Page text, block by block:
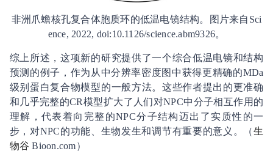
非洲爪蟾核孔复合体胞质环的低温电镜结构。图片来自Sci
ence, 2022, doi:10.1126/science.abm9326。
综上所述，这项新的研究提供了一个综合低温电镜和结构
预测的例子，作为从中分辨率密度图中获得更精确的MDa
级别蛋白复合物模型的一般方法。这些作者提出的更准确
和几乎完整的CR模型扩大了人们对NPC中分子相互作用的
理解，代表着向完整的NPC分子结构迈出了实质性的一
步，对NPC的功能、生物发生和调节有重要的意义。（生
物谷 Bioon.com）